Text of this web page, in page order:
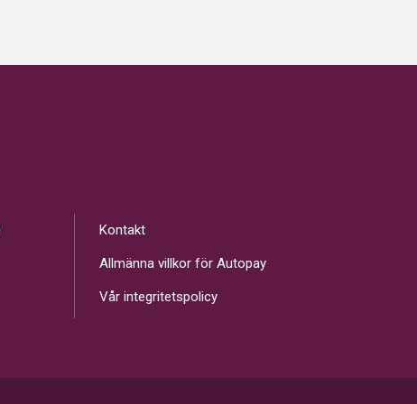
Kontakt
Allmänna villkor för Autopay
Vår integritetspolicy